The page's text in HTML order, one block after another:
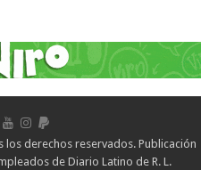
derechos reservados. Publicación
de Diario Latino de R. L.